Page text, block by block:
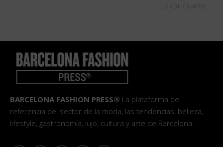
JORDI CAMPO
BARCELONA FASHION PRESS® La plataforma de
referencia del sector de la moda, las tendencias, belleza,
lifestyle, gastronomía, lujo, cultura y arte de Barcelona.